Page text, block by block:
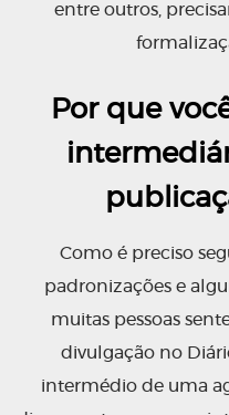
entre outros,
Por que
Como é preciso
padronizações e
muitas pessoas
divulgação no
intermédio de uma